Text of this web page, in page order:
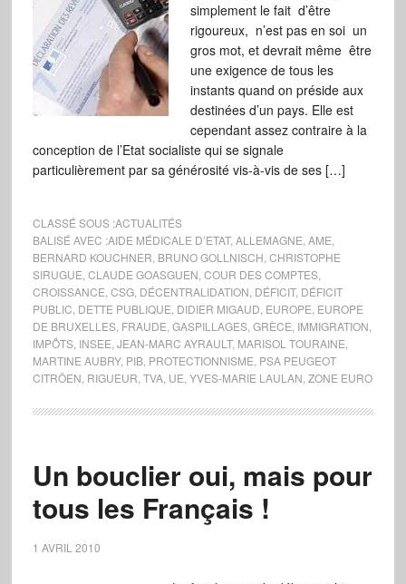
simplement le fait d’être
rigoureux, n’est pas en soi un
gros mot, et devrait même être
une exigence de tous les
instants quand on préside aux
destinées d’un pays. Elle est
cependant assez contraire à la
conception de l’Etat socialiste qui se signale
particulièrement par sa générosité vis-à-vis de ses […]
CLASSÉ SOUS :ACTUALITÉS
BALISÉ AVEC :AIDE MÉDICALE D’ETAT, ALLEMAGNE AME
BERNARD KOUCHNER BRUNO GOLLNISCH CHRISTOPHE
SIRUGUE CLAUDE GOASGUEN COUR DES COMPTES,
CROISSANCE CSG, DÉCENTRALIDATION DÉFICIT, DÉFICIT
PUBLIC DETTE PUBLIQUE DIDIER MIGAUD EUROPE EUROPE
DE BRUXELLES, FRAUDE GASPILLAGES, GRÈCE IMMIGRATION
IMPÔTS, INSEE JEAN-MARC AYRAULT, MARISOL TOURAINE
MARTINE AUBRY, PIB, PROTECTIONNISME PSA PEUGEOT
CITRÖEN RIGUEUR TVA, UE YVES-MARIE LAULAN ZONE EURO
Un bouclier oui, mais pour
tous les Français !
1 AVRIL 2010